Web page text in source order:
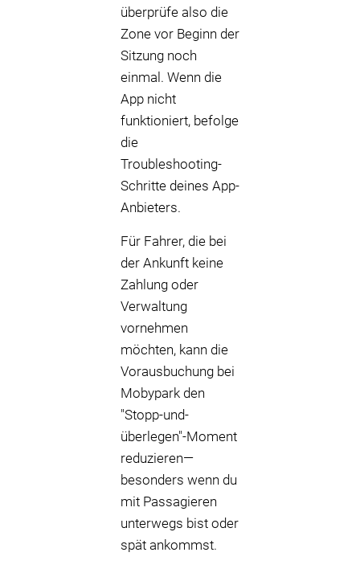
überprüfe also die
Zone vor Beginn der
Sitzung noch
einmal. Wenn die
App nicht
funktioniert, befolge
die
Troubleshooting-
Schritte deines App-
Anbieters.
Für Fahrer, die bei
der Ankunft keine
Zahlung oder
Verwaltung
vornehmen
möchten, kann die
Vorausbuchung bei
Mobypark den
"Stopp-und-
überlegen"-Moment
reduzieren—
besonders wenn du
mit Passagieren
unterwegs bist oder
spät ankommst.